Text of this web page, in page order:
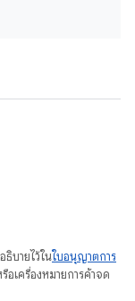
บายไว้ในใบอนุญาตการ
อเครื่องหมายการค้าจด